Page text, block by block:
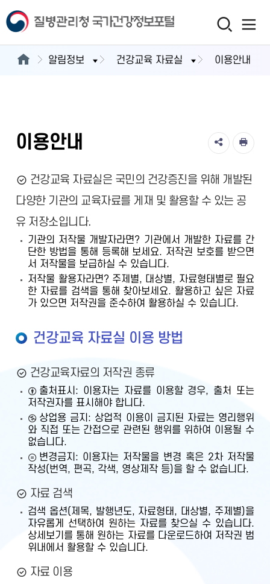
알림정보 건강교육 자료실 이용안내
이용안내
건강교육 자료실은 국민의 건강증진을 위해 개발된
다양한 기관의 교육자료를 게재 및 활용할 수 있는 공
유 저장소입니다.
기관의 저작물 개발자라면? 기관에서 개발한 자료를 간
단한 방법을 통해 등록해 보세요. 저작권 보호를 받으면
서 저작물을 보급하실 수 있습니다.
저작물 활용자라면? 주제별, 대상별, 자료형태별로 필요
한 자료를 검색을 통해 찾아보세요. 활용하고 싶은 자료
가 있으면 저작권을 준수하여 활용하실 수 있습니다.
건강교육 자료실 이용 방법
건강교육자료의 저작권 종류
출처표시: 이용자는 자료를 이용할 경우, 출처 또는
저작권자를 표시해야 합니다.
상업용 금지: 상업적 이용이 금지된 자료는 영리행위
와 직접 또는 간접으로 관련된 행위를 위하여 이용될 수
없습니다.
변경금지: 이용자는 저작물을 변경 혹은 2차 저작물
작성(번역, 편곡, 각색, 영상제작 등)을 할 수 없습니다.
자료 검색
검색 옵션(제목, 발행년도, 자료형태, 대상별, 주제별)을
자유롭게 선택하여 원하는 자료를 찾으실 수 있습니다.
상세보기를 통해 원하는 자료를 다운로드하여 저작권 범
위내에서 활용할 수 있습니다.
자료 이용